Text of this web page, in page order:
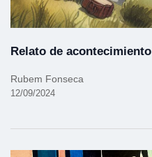
Relato de acontecimiento
Rubem Fonseca
12/09/2024